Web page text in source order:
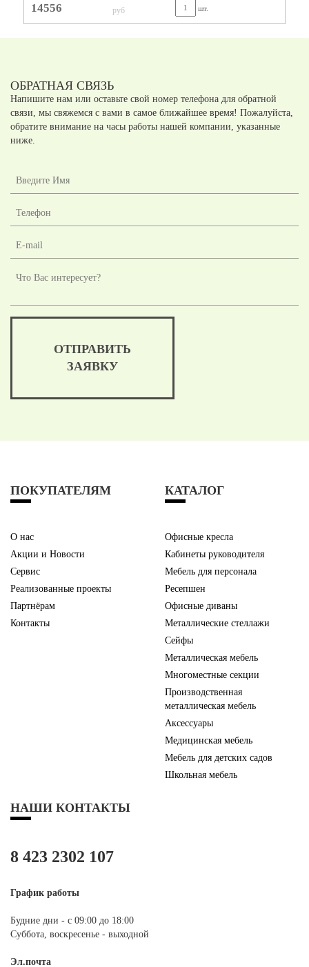
14556 руб шт.
ОБРАТНАЯ СВЯЗЬ
Напишите нам или оставьте свой номер телефона для обратной
связи, мы свяжемся с вами в самое ближайшее время! Пожалуйста,
обратите внимание на часы работы нашей компании, указанные
ниже.
ОТПРАВИТЬ
ЗАЯВКУ
ПОКУПАТЕЛЯМ
О нас
Акции и Новости
Сервис
Реализованные проекты
Партнёрам
Контакты
КАТАЛОГ
Офисные кресла
Кабинеты руководителя
Мебель для персонала
Ресепшен
Офисные диваны
Металлические стеллажи
Сейфы
Металлическая мебель
Многоместные секции
Производственная
металлическая мебель
Аксессуары
Медицинская мебель
Мебель для детских садов
Школьная мебель
НАШИ КОНТАКТЫ
8 423 2302 107
График работы
Будние дни - с 09:00 до 18:00
Суббота, воскресенье - выходной
Эл.почта